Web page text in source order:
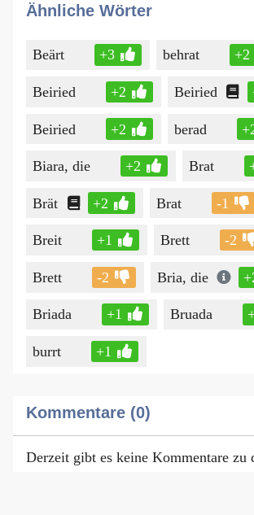
Ähnliche Wörter
Beärt +3 behrat +2
Beiried +2 Beiried
Beiried +2 berad
Biara, die +2 Brat
Brät +2 Brat -1
Breit +1 Brett -2
Brett -2 Bria, die
Briada +1 Bruada
burrt +1
Kommentare (0)
Derzeit gibt es keine Kommentare zu